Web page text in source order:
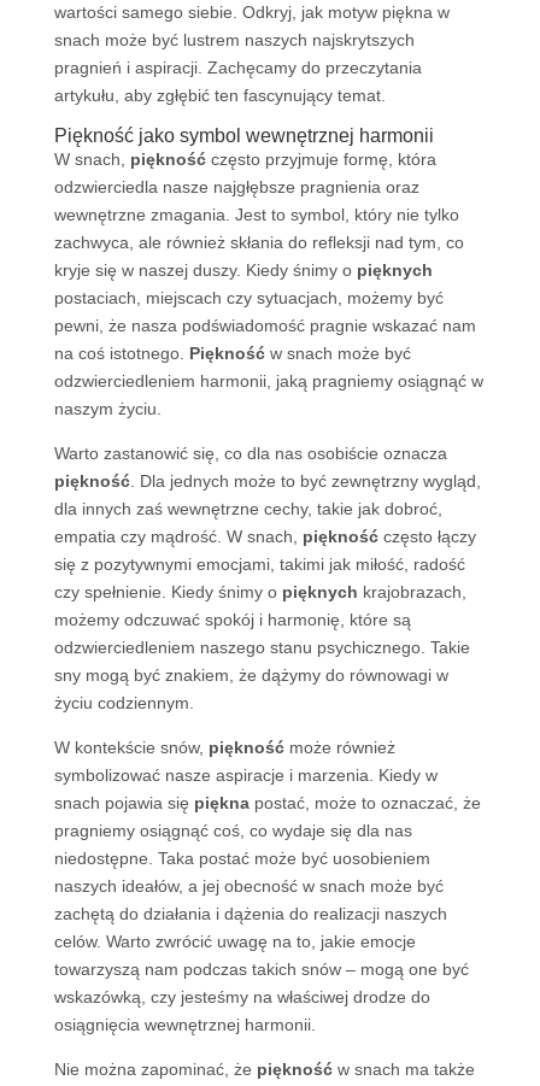
wartości samego siebie. Odkryj, jak motyw piękna w
snach może być lustrem naszych najskrytszych
pragnień i aspiracji. Zachęcamy do przeczytania
artykułu, aby zgłębić ten fascynujący temat.
Piękność jako symbol wewnętrznej harmonii
W snach, pięknośćczęsto przyjmuje formę, która
odzwierciedla nasze najgłębsze pragnienia oraz
wewnętrzne zmagania. Jest to symbol, który nie tylko
zachwyca, ale również skłania do refleksji nad tym, co
kryje się w naszej duszy. Kiedy śnimy o pięknych
postaciach, miejscach czy sytuacjach, możemy być
pewni, że nasza podświadomość pragnie wskazać nam
na coś istotnego. Pięknośćw snach może być
odzwierciedleniem harmonii, jaką pragniemy osiągnąć w
naszym życiu.
Warto zastanowić się, co dla nas osobiście oznacza
piękność. Dla jednych może to być zewnętrzny wygląd,
dla innych zaś wewnętrzne cechy, takie jak dobroć,
empatia czy mądrość. W snach, pięknośćczęsto łączy
się z pozytywnymi emocjami, takimi jak miłość, radość
czy spełnienie. Kiedy śnimy o pięknych krajobrazach,
możemy odczuwać spokój i harmonię, które są
odzwierciedleniem naszego stanu psychicznego. Takie
sny mogą być znakiem, że dążymy do równowagi w
życiu codziennym.
W kontekście snów, pięknośćmoże również
symbolizować nasze aspiracje i marzenia. Kiedy w
snach pojawia się pięknapostać, może to oznaczać, że
pragniemy osiągnąć coś, co wydaje się dla nas
niedostępne. Taka postać może być uosobieniem
naszych ideałów, a jej obecność w snach może być
zachętą do działania i dążenia do realizacji naszych
celów. Warto zwrócić uwagę na to, jakie emocje
towarzyszą nam podczas takich snów – mogą one być
wskazówką, czy jesteśmy na właściwej drodze do
osiągnięcia wewnętrznej harmonii.
Nie można zapominać, że pięknośćw snach ma także